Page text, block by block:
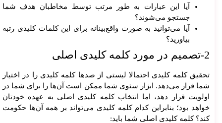
آیا این عبارات به طور مرتب توسط مخاطبان هدف شما
جستجو می‌شوند؟
آیا می‌توانید به صورت واقع‌بینانه برای این کلمات کلیدی رتبه
بیاورید؟
2-تصمیم در مورد کلمه کلیدی اصلی
تحقیق کلمه کلیدی احتمالا لیستی از صدها کلمه کلیدی را در اختیار
شما قرار می‌دهد. ابزار سئوی شما ممکن است آن‌ها را برای شما در
اولویت قرار دهد، اما انتخاب کلمه کلیدی اصلی به عهده خودتان
خواهد بود؛ بنابراین کدام کلمه کلیدی می‌تواند بر همه آن‌ها حکومت
کند؟ کلمه کلیدی اصلی شما باید: